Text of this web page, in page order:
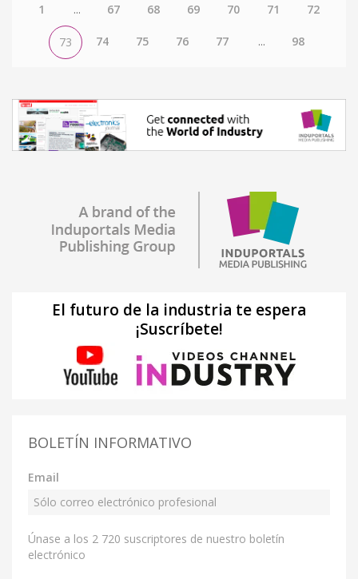
1 ... 67 68 69 70 71 72
73 74 75 76 77 ... 98
El futuro de la industria te espera
¡Suscríbete!
BOLETÍN INFORMATIVO
Email
Únase a los 2 720 suscriptores de nuestro boletín
electrónico